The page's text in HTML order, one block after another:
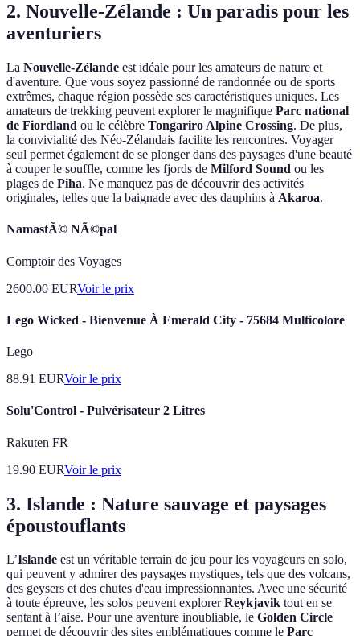
2. Nouvelle-Zélande : Un paradis pour les
aventuriers
La Nouvelle-Zélande est idéale pour les amateurs de nature et
d'aventure. Que vous soyez passionné de randonnée ou de sports
extrêmes, chaque région possède ses caractéristiques uniques. Les
amateurs de trekking peuvent explorer le magnifique Parc national
de Fiordland ou le célèbre Tongariro Alpine Crossing. De plus,
la convivialité des Néo-Zélandais facilite les rencontres. Voyager
seul permet également de se plonger dans des paysages d'une beauté
à couper le souffle, comme les fjords de Milford Sound ou les
plages de Piha. Ne manquez pas de découvrir des activités
originales, telles que la baignade avec des dauphins à Akaroa.
NamastÃ© NÃ©pal
Comptoir des Voyages
2600.00 EURVoir le prix
Lego Wicked - Bienvenue À Emerald City - 75684 Multicolore
Lego
88.91 EURVoir le prix
Solu'Control - Pulvérisateur 2 Litres
Rakuten FR
19.90 EURVoir le prix
3. Islande : Nature sauvage et paysages
époustouflants
L’Islande est un véritable terrain de jeu pour les voyageurs en solo,
qui peuvent y admirer des paysages mystiques, tels que des volcans,
des geysers et des chutes d'eau impressionnantes. Avec une sécurité
à toute épreuve, les solos peuvent explorerReykjavik tout en se
sentant à l’aise. Pour une aventure inoubliable, le Golden Circle
permet de découvrir des sites emblématiques comme le Parc